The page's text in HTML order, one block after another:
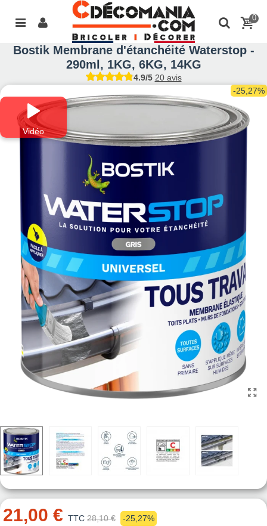
0
Bostik Membrane d'étanchéité Waterstop -
290ml, 1KG, 6KG, 14KG
4.9/5 20 avis
Vidéo
-25,27%
21,00 € TTC 28,10 €
-25,27%